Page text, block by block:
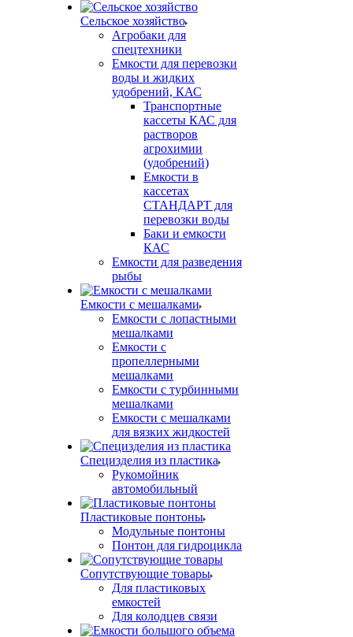
Сельское хозяйство
Агробаки для
спецтехники
Емкости для перевозки
воды и жидких
удобрений, КАС
Транспортные
кассеты КАС для
растворов
агрохимии
(удобрений)
Емкости в
кассетах
СТАНДАРТ для
перевозки воды
Баки и емкости
КАС
Емкости для разведения
рыбы
Емкости с мешалками
Емкости с лопастными
мешалками
Емкости с
пропеллерными
мешалками
Емкости с турбинными
мешалками
Емкости с мешалками
для вязких жидкостей
Специзделия из пластика
Рукомойник
автомобильный
Пластиковые понтоны
Модульные понтоны
Понтон для гидроцикла
Сопутствующие товары
Для пластиковых
емкостей
Для колодцев связи